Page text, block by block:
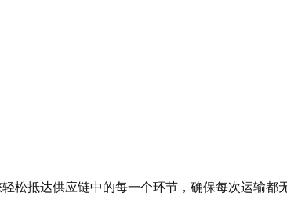
松抵达供应链中的每一个环节，确保每次运输